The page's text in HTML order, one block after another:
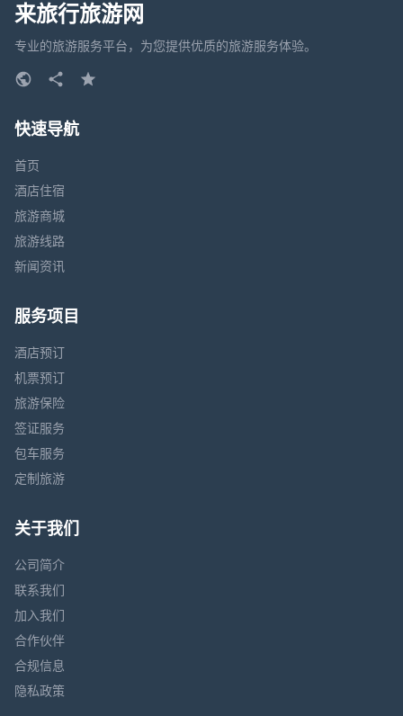
来旅行旅游网
专业的旅游服务平台，为您提供优质的旅游服务体验。
快速导航
首页
酒店住宿
旅游商城
旅游线路
新闻资讯
服务项目
酒店预订
机票预订
旅游保险
签证服务
包车服务
定制旅游
关于我们
公司简介
联系我们
加入我们
合作伙伴
合规信息
隐私政策